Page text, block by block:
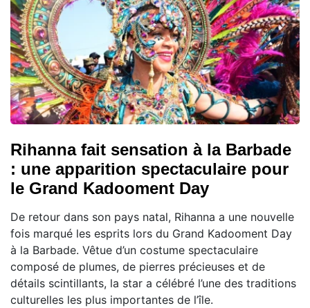
Rihanna fait sensation à la Barbade
: une apparition spectaculaire pour
le Grand Kadooment Day
De retour dans son pays natal, Rihanna a une nouvelle
fois marqué les esprits lors du Grand Kadooment Day
à la Barbade. Vêtue d’un costume spectaculaire
composé de plumes, de pierres précieuses et de
détails scintillants, la star a célébré l’une des traditions
culturelles les plus importantes de l’île.